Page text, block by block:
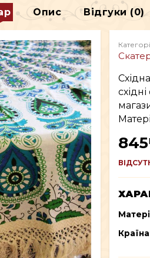
ДЕКОР
ВСЕ ДЛЯ
Опис Відгуки (0)
845